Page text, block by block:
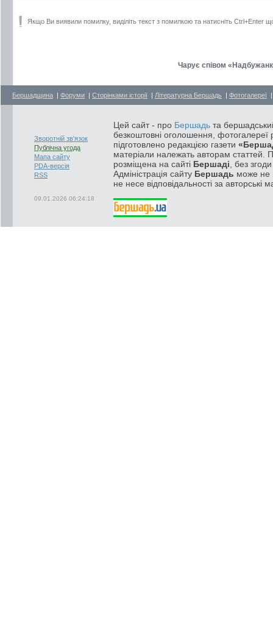
Якщо Ви виявили помилку, виділіть текст з помилкою та натисніть Ctrl+Enter
Чарує співом
Бершадщина | Форуми | Сторінками історії | Літературна Бершадь | Фотогалереї
Зворотній зв'язок
Публічна угода
Мапа сайту
PDA-версія
RSS
09.01.2026 06:24:18
Цей сайт - про Бершадь та
безкоштовні оголошення, фотогалереї
підготовлено редакцією газети
матеріали належать авторам статтей.
розміщена на сайті Бершаді , без
Адміністрація сайту Бершадь може не
не несе відповідальності за авторські